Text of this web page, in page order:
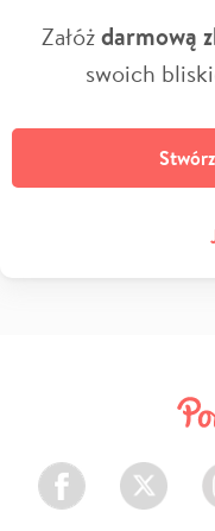
Załóżdarmową
swoich
Facebook Twitter